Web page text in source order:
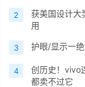
2
获美国设计大
用
3 护眼/显示一
4
创历史！vivo
都卖不过它